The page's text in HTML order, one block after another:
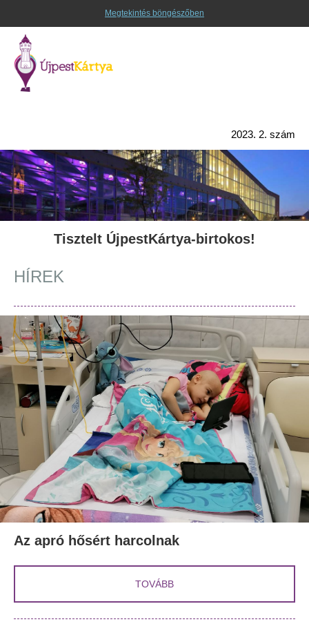
Megtekintés böngészőben
2023. 2. szám
Tisztelt ÚjpestKártya-birtokos!
HÍREK
Az apró hősért harcolnak
TOVÁBB